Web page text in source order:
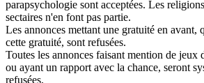
parapsychologie sont acceptées. Les
sectaires n'en font pas partie.
Les annonces mettant une gratuité en avant,
cette gratuité, sont refusées.
Toutes les annonces faisant mention de jeux
ou ayant un rapport avec la chance, seront
refusées.